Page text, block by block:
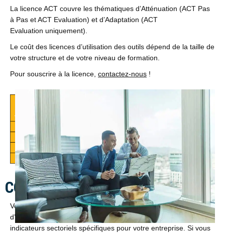
La licence ACT couvre les thématiques d’Atténuation (ACT Pas
à Pas et ACT Evaluation) et d’Adaptation (ACT
Evaluation uniquement).
Le coût des licences d’utilisation des outils dépend de la taille de
votre structure et de votre niveau de formation.
Pour souscrire à la licence, contactez-nous !
COMPRENDRE LA DÉMARCHE
Vous pouvez consulter dès maintenant les méthodologies
d’évaluation ACT et comprendre comment sont calculés les
indicateurs sectoriels spécifiques pour votre entreprise. Si vous